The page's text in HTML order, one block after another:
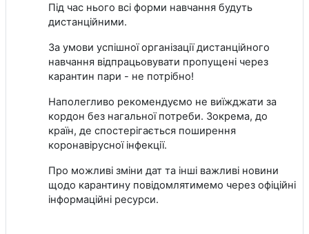
Під час нього всі форми навчання будуть
дистанційними.
За умови успішної організації дистанційного
навчання відпрацьовувати пропущені через
карантин пари - не потрібно!
Наполегливо рекомендуємо не виїжджати за
кордон без нагальної потреби. Зокрема, до
країн, де спостерігається поширення
коронавірусної інфекції.
Про можливі зміни дат та інші важливі новини
щодо карантину повідомлятимемо через офіційні
інформаційні ресурси.